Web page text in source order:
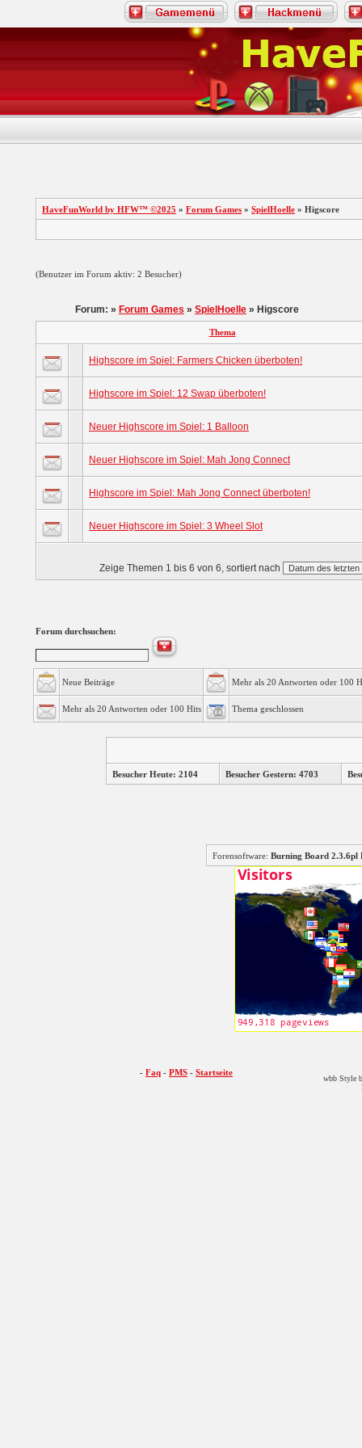
HaveFunWorld by HFW™ ©2025 » Forum Games » SpielHoelle » Higscore
(Benutzer im Forum aktiv: 2 Besucher)
Forum: » Forum Games » SpielHoelle » Higscore
Thema
Highscore im Spiel: Farmers Chicken überboten!
Highscore im Spiel: 12 Swap überboten!
Neuer Highscore im Spiel: 1 Balloon
Neuer Highscore im Spiel: Mah Jong Connect
Highscore im Spiel: Mah Jong Connect überboten!
Neuer Highscore im Spiel: 3 Wheel Slot
Zeige Themen 1 bis 6 von 6, sortiert nach
Forum durchsuchen:
Neue Beiträge Mehr als 20 Antworten oder 100
Mehr als 20 Antworten oder 100 Hits Thema geschlossen
Besucher Heute: 2104 Besucher Gestern: 4703
Forensoftware: Burning Board
- Faq - PMS - Startseite
wbb Style